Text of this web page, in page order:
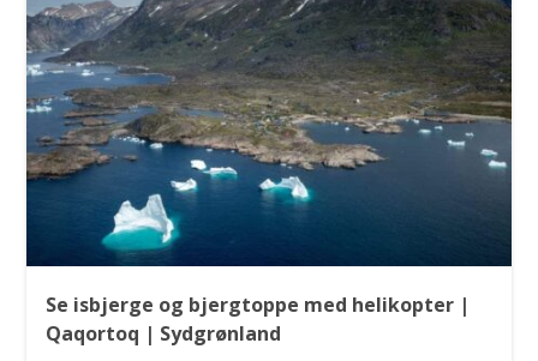
Se isbjerge og bjergtoppe med helikopter |
Qaqortoq | Sydgrønland